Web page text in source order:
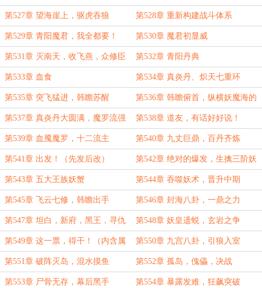
第527章 望海崖上，驱虎吞狼 第528章 重新构建战斗体系
第529章 青阳魔君，我全都要！ 第530章 魔君初显威
第531章 灭南天，收飞燕，众修臣
服！
第532章 青阳丹典
第533章 血食 第534章 真炎丹、炽天七重环
第535章 突飞猛进，韩瞻苏醒 第536章 韩瞻俯首，纵横妖魔海的
底气
第537章 真炎丹大圆满，魔罗流强
者现
第538章 道友，有话好好说！
第539章 血魇魔罗，十二流主 第540章 九丈巨鼎，百丹齐炼
第541章 出发！（先发后改） 第542章 绝对的爆发，生擒三阶妖
兽
第543章 五大王族妖蟹 第544章 吞噬妖术，晋升中期
第545章 飞云七修，韩瞻出手 第546章 封海八卦，一鼎之力
第547章 坦白，新府，黑王，寻仇 第548章 妖皇遗蜕，玄岩之争
第549章 这一票，得干！（内含属
性盘点，酌情订阅）
第550章 九宫八卦，引狼入室
第551章 破阵灭岛，混水摸鱼 第552章 孤岛，傀儡，决战
第553章 尸骨无存，幕后黑手 第554章 暴露发难，狂飙突破